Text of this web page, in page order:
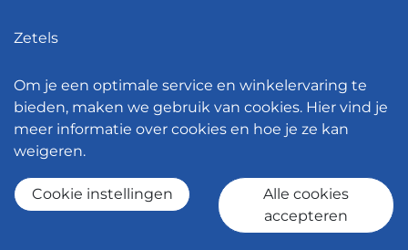
Zetels
Hanglampen
Bureaustoelen
© 2026 - Meubelen Jonckheere -
Om je een optimale service en winkelervaring te
bieden, maken we gebruik van cookies. Hier vind je
meer informatie over cookies en hoe je ze kan
weigeren.
Cookie instellingen
Alle cookies
accepteren